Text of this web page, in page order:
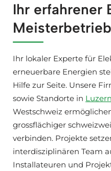
Ihr erfahrener
Meisterbetrieb
Ihr lokaler Experte für
erneuerbare Energien
Hilfe zur Seite. Unsere
sowie Standorte in Luzern
Westschweiz
grossflächiger
verbinden. Projekte
interdisziplinären Team
Installateuren und